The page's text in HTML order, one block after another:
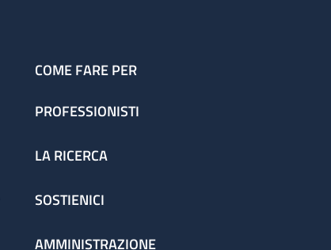
COME FARE PER
PROFESSIONISTI
LA RICERCA
SOSTIENICI
AMMINISTRAZIONE